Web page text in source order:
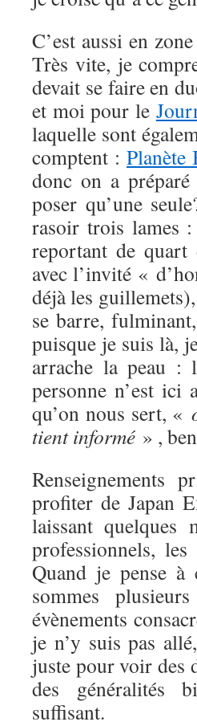
C’est aussi en
Très vite, je
devait se faire en
et moi pour le
laquelle sont
comptent : Planète
donc on a
poser qu’une
rasoir trois lames
reportant de quart
avec l’invité «
déjà les
se barre,
puisque je suis là,
arrache la peau :
personne n’est ici
qu’on nous sert, «
tient informé » ,
Renseignements
profiter de Japan
laissant quelques
professionnels,
Quand je pense
sommes
évènements
je n’y suis pas
juste pour voir des
des généralités
suffisant.